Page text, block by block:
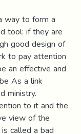
way to form a
tool: if they are
good design of
to pay attention
an effective and
As a link
ministry.
to it and the
view of the
called a bad